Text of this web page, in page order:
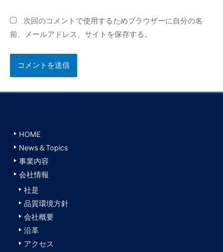
次回のコメントで使用するためブラウザーに自分の名
前、メールアドレス、サイトを保存する。
HOME
News＆Topics
事業内容
会社情報
社是
品質環境方針
会社概要
沿革
アクセス